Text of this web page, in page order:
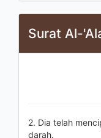
Surat Al-
2. Dia telah
darah.